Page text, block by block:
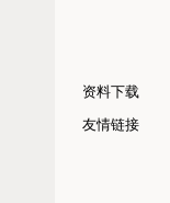
资料下载
友情链接